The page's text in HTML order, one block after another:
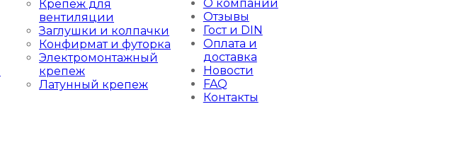
Крепеж для
вентиляции
Заглушки и колпачки
Конфирмат и футорка
Электромонтажный
крепеж
Латунный крепеж
О компании
Отзывы
Гост и DIN
Оплата и
доставка
Новости
FAQ
Контакты